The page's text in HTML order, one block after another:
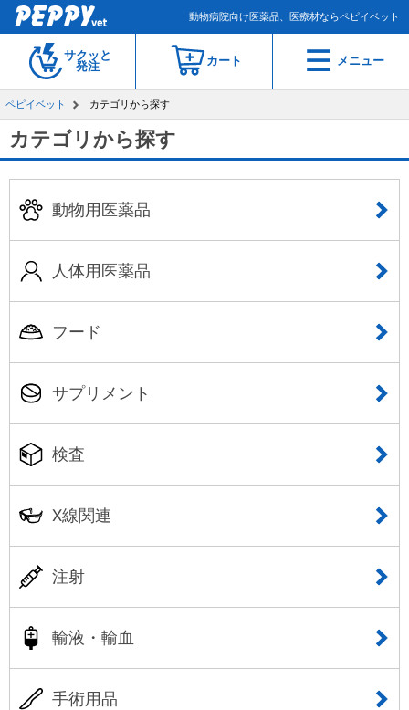
動物病院向け医薬品、医療材ならペピイベット
サクッと
発注
カート メニュー
ペピイベット カテゴリから探す
カテゴリから探す
動物用医薬品
人体用医薬品
フード
サプリメント
検査
X線関連
注射
輸液・輸血
手術用品